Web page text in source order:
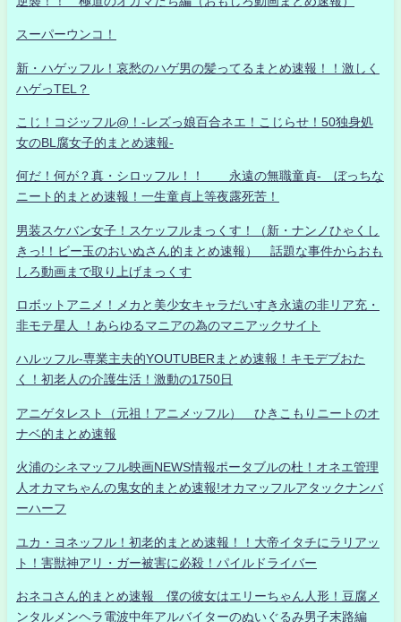
スーパーウンコ！
新・ハゲッフル！哀愁のハゲ男の髪ってるまとめ速報！！激しく
ハゲっTEL？
こじ！コジッフル@！-レズっ娘百合ネエ！こじらせ！50独身処
女のBL腐女子的まとめ速報-
何だ！何が？真・シロッフル！！ 永遠の無職童貞- ぼっちな
ニート的まとめ速報！一生童貞上等夜露死苦！
男装スケバン女子！スケッフルまっくす！（新・ナンノひゃくし
きっ!！ビー玉のおいぬさん的まとめ速報） 話題な事件からおも
しろ動画まで取り上げまっくす
ロボットアニメ！メカと美少女キャラだいすき永遠の非リア充・
非モテ星人 ！あらゆるマニアの為のマニアックサイト
ハルッフル-専業主夫的YOUTUBERまとめ速報！キモデブおた
く！初老人の介護生活！激動の1750日
アニゲタレスト（元祖！アニメッフル） ひきこもりニートのオ
ナベ的まとめ速報
火浦のシネマッフル映画NEWS情報ポータブルの杜！オネエ管理
人オカマちゃんの鬼女的まとめ速報!オカマッフルアタックナンバ
ーハーフ
ユカ・ヨネッフル！初老的まとめ速報！！大帝イタチにラリアッ
ト！害獣神アリ・ガー被害に必殺！パイルドライバー
おネコさん的まとめ速報 僕の彼女はエリーちゃん人形！豆腐メ
ンタルメンヘラ電波中年アルバイターのぬいぐるみ男子末路編